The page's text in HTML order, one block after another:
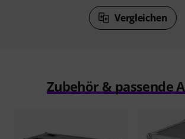
Vergleichen
Zubehör & passende